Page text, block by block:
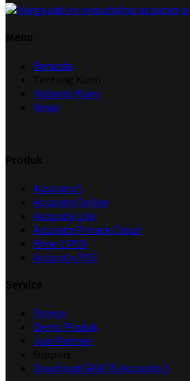
Beranda
Hubungi Kami
News
Accurate 5
Accurate Online
Accurate Lite
Accurate Private Cloud
Rene 2 POS
Accurate POS
Promo
Demo Produk
Join Partner
Download GRATIS Accurate 5